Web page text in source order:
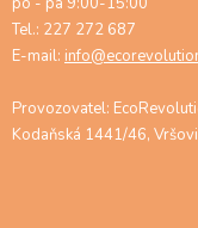
Tel.: 227 272 687
E-mail:
Provozovatel:
Kodaňská 1441/46,